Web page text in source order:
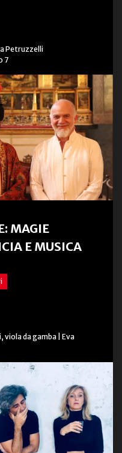
Petruzzelli
7
MAGIE
E MUSICA
viola da gamba | Eva